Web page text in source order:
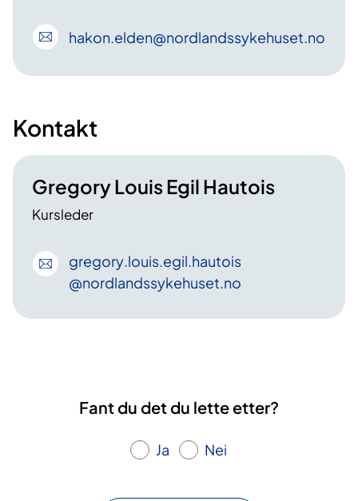
hakon.elden@nordlandssykehuset.no
Kontakt
Gregory Louis Egil Hautois
Kursleder
gregory.louis.egil.hautois
@nordlandssykehuset.no
Fant du det du lette etter?
Ja Nei